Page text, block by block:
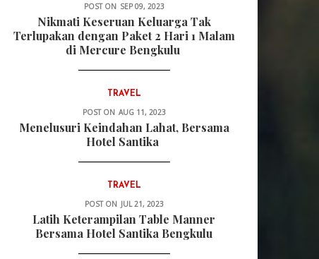
POST ON SEP 09, 2023
Nikmati Keseruan Keluarga Tak
Terlupakan dengan Paket 2 Hari 1 Malam
di Mercure Bengkulu
TRAVEL
POST ON AUG 11, 2023
Menelusuri Keindahan Lahat, Bersama
Hotel Santika
TRAVEL
POST ON JUL 21, 2023
Latih Keterampilan Table Manner
Bersama Hotel Santika Bengkulu